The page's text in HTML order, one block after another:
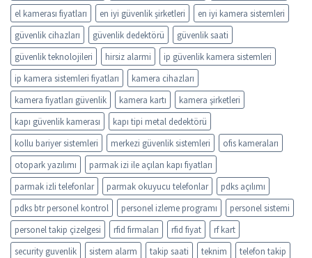
el kamerası fiyatları
en iyi güvenlik şirketleri
en iyi kamera sistemleri
güvenlik cihazları
güvenlik dedektörü
güvenlik saati
güvenlik teknolojileri
hirsiz alarmi
ip güvenlik kamera sistemleri
ip kamera sistemleri fiyatları
kamera cihazları
kamera fiyatları güvenlik
kamera kartı
kamera şirketleri
kapı güvenlik kamerası
kapı tipi metal dedektörü
kollu bariyer sistemleri
merkezi güvenlik sistemleri
ofis kameraları
otopark yazılımı
parmak izi ile açılan kapı fiyatları
parmak izli telefonlar
parmak okuyucu telefonlar
pdks açılımı
pdks btr personel kontrol
personel izleme programı
personel sistemi
personel takip çizelgesi
rfid firmaları rfid fiyat
rf kart
security guvenlik
sistem alarm takip saati teknim
telefon takip